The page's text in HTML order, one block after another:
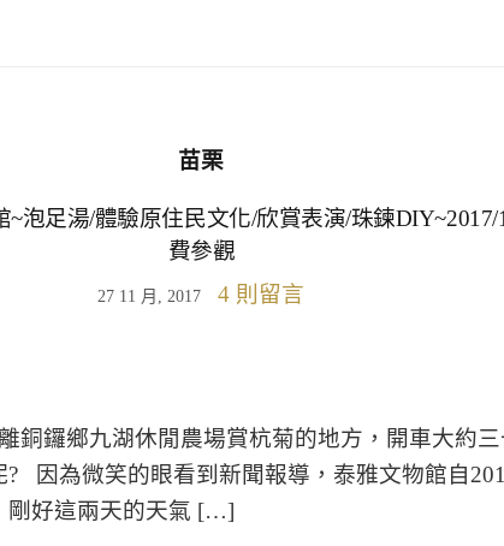
苗栗
~泡足湯/體驗原住民文化/欣賞表演/珠鍊DIY~2017/
費參觀
27 11 月, 2017 4 則留言
銅鑼鄉九湖休閒農場賞杭菊的地方，開車大約三
因為微笑的眼看到新聞報導，泰雅文物館自
剛好這兩天的天氣 […]